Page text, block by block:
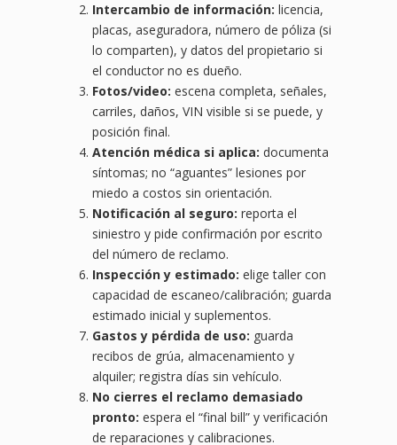
Intercambio de información: licencia,
placas, aseguradora, número de póliza (si
lo comparten), y datos del propietario si
el conductor no es dueño.
Fotos/video: escena completa, señales,
carriles, daños, VIN visible si se puede, y
posición final.
Atención médica si aplica: documenta
síntomas; no “aguantes” lesiones por
miedo a costos sin orientación.
Notificación al seguro: reporta el
siniestro y pide confirmación por escrito
del número de reclamo.
Inspección y estimado: elige taller con
capacidad de escaneo/calibración; guarda
estimado inicial y suplementos.
Gastos y pérdida de uso: guarda
recibos de grúa, almacenamiento y
alquiler; registra días sin vehículo.
No cierres el reclamo demasiado
pronto: espera el “final bill” y verificación
de reparaciones y calibraciones.